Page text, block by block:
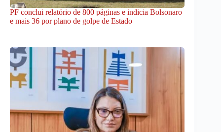
PF conclui relatório de 800 páginas e indicia Bolsonaro
e mais 36 por plano de golpe de Estado